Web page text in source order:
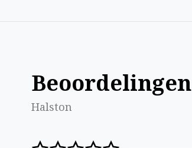
Beoordelingen
Halston